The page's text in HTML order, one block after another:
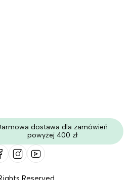
dostawa dla zamówień
powyżej 400 zł